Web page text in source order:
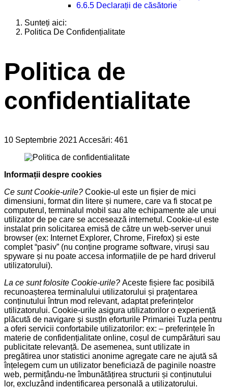
6.6.5 Declarații de căsătorie
Sunteți aici:
Politica De Confidențialitate
Politica de
confidentialitate
10 Septembrie 2021 Accesări: 461
Informații despre cookies
Ce sunt Cookie-urile? Cookie-ul este un fișier de mici
dimensiuni, format din litere și numere, care va fi stocat pe
computerul, terminalul mobil sau alte echipamente ale unui
utilizator de pe care se accesează internetul. Cookie-ul este
instalat prin solicitarea emisă de către un web-server unui
browser (ex: Internet Explorer, Chrome, Firefox) și este
complet “pasiv” (nu conține programe software, viruși sau
spyware și nu poate accesa informațiile de pe hard driverul
utilizatorului).
La ce sunt folosite Cookie-urile? Aceste fișiere fac posibilă
recunoașterea terminalului utilizatorului și praţentarea
conținutului întrun mod relevant, adaptat preferințelor
utilizatorului. Cookie-urile asigura utilizatorilor o experiență
plăcută de navigare și susțIn eforturile Primariei Tuzla pentru
a oferi servicii confortabile utilizatorilor: ex: – preferințele în
materie de confidențialitate online, coșul de cumpărături sau
publicitate relevanță. De asemenea, sunt utilizate in
pregătirea unor statistici anonime agregate care ne ajută să
înțelegem cum un utilizator beneficiază de paginile noastre
web, permițându-ne îmbunătățirea structurii și conținutului
lor, excluzând indentificarea personală a utilizatorului.